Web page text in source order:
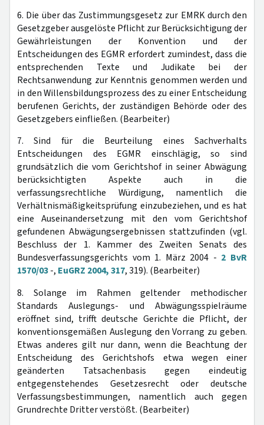
6. Die über das Zustimmungsgesetz zur EMRK durch den
Gesetzgeber ausgelöste Pflicht zur Berücksichtigung der
Gewährleistungen der Konvention und der
Entscheidungen des EGMR erfordert zumindest, dass die
entsprechenden Texte und Judikate bei der
Rechtsanwendung zur Kenntnis genommen werden und
in den Willensbildungsprozess des zu einer Entscheidung
berufenen Gerichts, der zuständigen Behörde oder des
Gesetzgebers einfließen. (Bearbeiter)
7. Sind für die Beurteilung eines Sachverhalts
Entscheidungen des EGMR einschlägig, so sind
grundsätzlich die vom Gerichtshof in seiner Abwägung
berücksichtigten Aspekte auch in die
verfassungsrechtliche Würdigung, namentlich die
Verhältnismäßigkeitsprüfung einzubeziehen, und es hat
eine Auseinandersetzung mit den vom Gerichtshof
gefundenen Abwägungsergebnissen stattzufinden (vgl.
Beschluss der 1. Kammer des Zweiten Senats des
Bundesverfassungsgerichts vom 1. März 2004 - 2 BvR
1570/03-, EuGRZ 2004, 317, 319). (Bearbeiter)
8. Solange im Rahmen geltender methodischer
Standards Auslegungs- und Abwägungsspielräume
eröffnet sind, trifft deutsche Gerichte die Pflicht, der
konventionsgemäßen Auslegung den Vorrang zu geben.
Etwas anderes gilt nur dann, wenn die Beachtung der
Entscheidung des Gerichtshofs etwa wegen einer
geänderten Tatsachenbasis gegen eindeutig
entgegenstehendes Gesetzesrecht oder deutsche
Verfassungsbestimmungen, namentlich auch gegen
Grundrechte Dritter verstößt. (Bearbeiter)